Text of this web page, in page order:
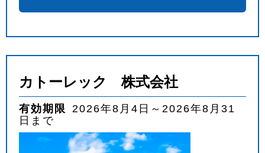
カトーレック 株式会社
有効期限 2026年8月4日～2026年8月31
日まで